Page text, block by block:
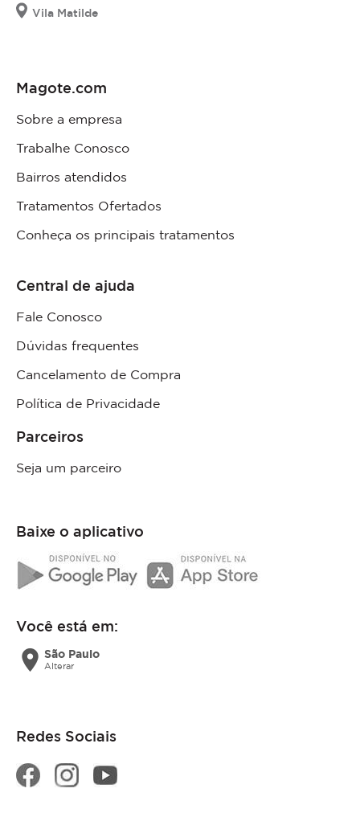
Vila Matilde
Magote.com
Sobre a empresa
Trabalhe Conosco
Bairros atendidos
Tratamentos Ofertados
Conheça os principais tratamentos
Central de ajuda
Fale Conosco
Dúvidas frequentes
Cancelamento de Compra
Política de Privacidade
Parceiros
Seja um parceiro
Baixe o aplicativo
Você está em:
location_on São Paulo
Alterar
Redes Sociais